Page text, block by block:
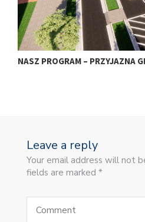
NASZ PROGRAM – PRZYJAZNA
Leave a reply
Your email address will not
fields are marked *